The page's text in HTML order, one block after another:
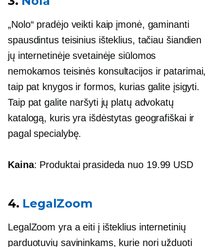
„Nolo“ pradėjo veikti kaip įmonė, gaminanti
spausdintus teisinius išteklius, tačiau šiandien
jų internetinėje svetainėje siūlomos
nemokamos teisinės konsultacijos ir patarimai,
taip pat knygos ir formos, kurias galite įsigyti.
Taip pat galite naršyti jų platų advokatų
katalogą, kuris yra išdėstytas geografiškai ir
pagal specialybę.
Kaina: Produktai prasideda nuo 19.99 USD
4. LegalZoom
LegalZoom yra aeiti įišteklius internetinių
parduotuvių savininkams, kurie nori užduoti